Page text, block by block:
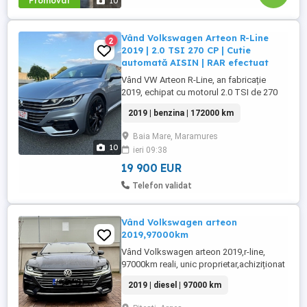
10
2
Vând Volkswagen Arteon R-Line
2019 | 2.0 TSI 270 CP | Cutie
automată AISIN | RAR efectuat
Vând VW Arteon R-Line, an fabricație
2019, echipat cu motorul 2.0 TSI de 270
mai apreciate și fiabile combinații de
motorizare și transmisie disponibile pe
acest model. 270 CP puternic și plăcut la
condus Cutie automată AISIN recunoscută
pentru fiabilitate ...
2019 | benzina | 172000 km
Baia Mare, Maramures
ieri 09:38
19 900 EUR
Telefon validat
Vând Volkswagen arteon
2019,97000km
Vând Volkswagen arteon 2019,r-line,
97000km reali, unic proprietar,achiziționat
2019 | diesel | 97000 km